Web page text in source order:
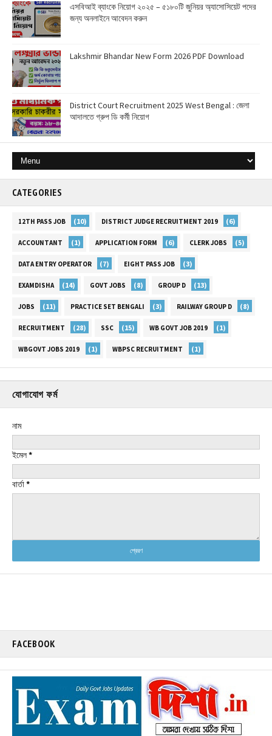
এসবিআই ব্যাংকে নিয়োগ ২০২৫ – ৫১৮০টি জুনিয়র অ্যাসোসিয়েট পদের
জন্য অনলাইনে আবেদন করুন
Lakshmir Bhandar New Form 2026 PDF Download
District Court Recruitment 2025 West Bengal : জেলা
আদালতে গ্রুপ ডি কর্মী নিয়োগ
CATEGORIES
12TH PASS JOB (10) DISTRICT JUDGE RECRUITMENT 2019 (6)
ACCOUNTANT (1) APPLICATION FORM (6) CLERK JOBS (5)
DATA ENTRY OPERATOR (7) EIGHT PASS JOB (3)
EXAMDISHA (14) GOVT JOBS (8) GROUP D (13)
JOBS (11) PRACTICE SET BENGALI (3) RAILWAY GROUP D (8)
RECRUITMENT (28) SSC (15) WB GOVT JOB 2019 (1)
WBGOVT JOBS 2019 (1) WBPSC RECRUITMENT (1)
যোগাযোগ ফর্ম
নাম
ইমেল*
বার্তা*
FACEBOOK